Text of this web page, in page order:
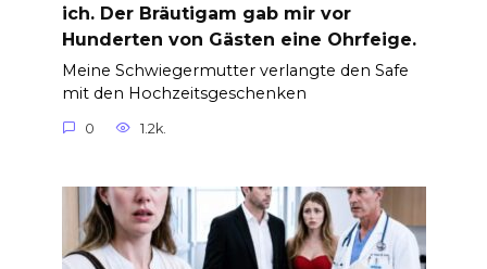
ich. Der Bräutigam gab mir vor
Hunderten von Gästen eine Ohrfeige.
Meine Schwiegermutter verlangte den Safe
mit den Hochzeitsgeschenken
0 1.2k.